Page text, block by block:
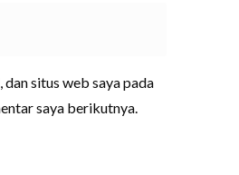
dan situs web saya pada
saya berikutnya.